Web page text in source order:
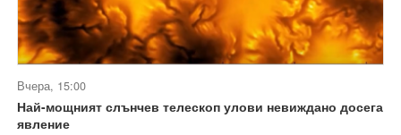
Вчера, 15:00
Най-мощният слънчев телескоп улови невиждано досега
явление